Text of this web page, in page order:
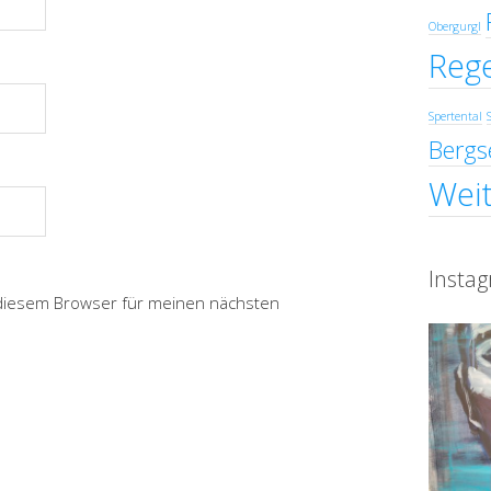
Browser für meinen nächsten
Obergurgl
Spertental